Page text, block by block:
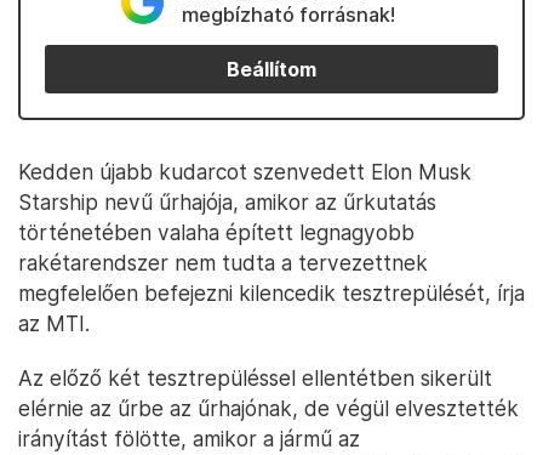
megbízható forrásnak!
Beállítom
Kedden újabb kudarcot szenvedett Elon Musk
Starship nevű űrhajója, amikor az űrkutatás
történetében valaha épített legnagyobb
rakétarendszer nem tudta a tervezettnek
megfelelően befejezni kilencedik tesztrepülését, írja
az MTI.
Az előző két tesztrepüléssel ellentétben sikerült
elérnie az űrbe az űrhajónak, de végül elvesztették
irányítást fölötte, amikor a jármű az